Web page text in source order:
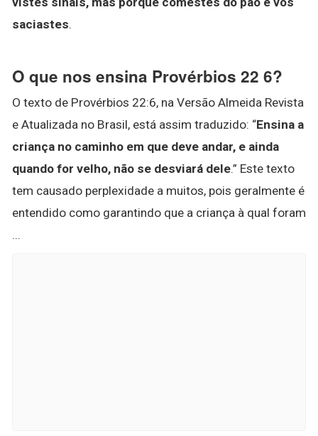
saciastes.
O que nos ensina Provérbios 22 6?
O texto de Provérbios 22:6, na Versão Almeida Revista
e Atualizada no Brasil, está assim traduzido: “Ensina a
criança no caminho em que deve andar, e ainda
quando for velho, não se desviará dele.” Este texto
tem causado perplexidade a muitos, pois geralmente é
entendido como garantindo que a criança à qual foram
...